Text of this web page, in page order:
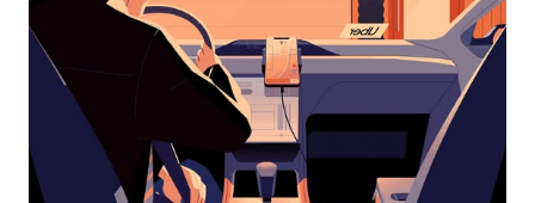
нажмите
Esc.